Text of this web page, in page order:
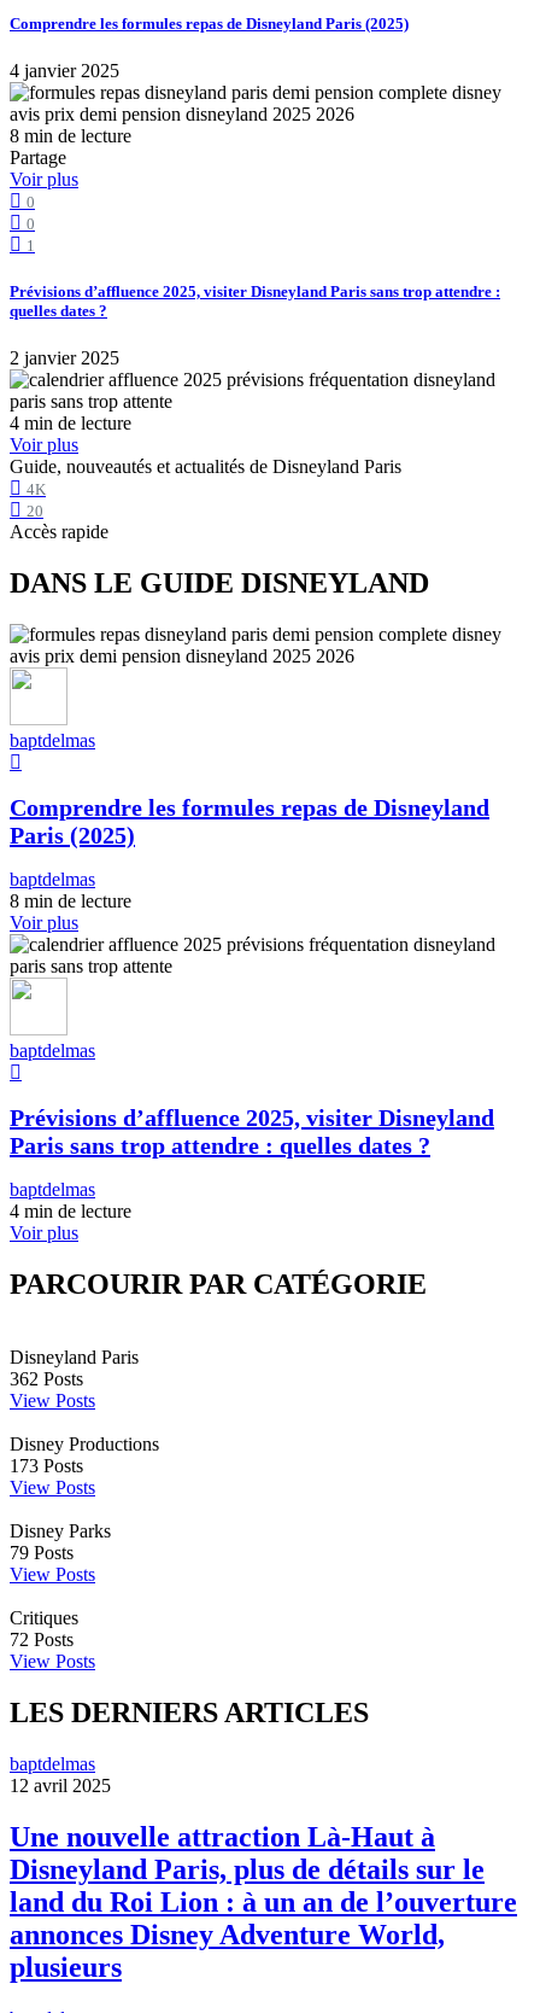
Comprendre les formules repas de Disneyland Paris (2025)
4 janvier 2025
8 min de lecture
Partage
Voir plus
0
0
1
Prévisions d’affluence 2025, visiter Disneyland Paris sans trop attendre :
quelles dates ?
2 janvier 2025
4 min de lecture
Voir plus
Guide, nouveautés et actualités de Disneyland Paris
4K
20
Accès rapide
DANS LE GUIDE DISNEYLAND
baptdelmas
Comprendre les formules repas de Disneyland
Paris (2025)
baptdelmas
8 min de lecture
Voir plus
baptdelmas
Prévisions d’affluence 2025, visiter Disneyland
Paris sans trop attendre : quelles dates ?
baptdelmas
4 min de lecture
Voir plus
PARCOURIR PAR CATÉGORIE
Disneyland Paris
362 Posts
View Posts
Disney Productions
173 Posts
View Posts
Disney Parks
79 Posts
View Posts
Critiques
72 Posts
View Posts
LES DERNIERS ARTICLES
baptdelmas
12 avril 2025
Une nouvelle attraction Là-Haut à
Disneyland Paris, plus de détails sur le
land du Roi Lion : à un an de l’ouverture
annonces Disney Adventure World,
plusieurs